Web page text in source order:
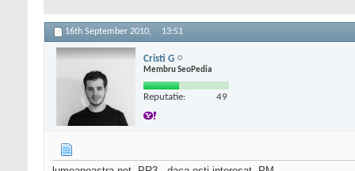
16th September 2010, 13:51
Cristi G
Membru SeoPedia
Reputatie: 49